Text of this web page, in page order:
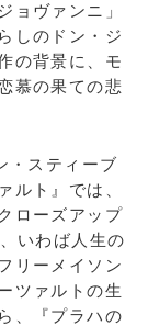
ョヴァンニ」
しのドン・ジ
の背景に、モ
慕の果ての悲
・スティーブ
ルト』では、
ローズアップ
いわば人生の
リーメイソン
ツァルトの生
、『プラハの